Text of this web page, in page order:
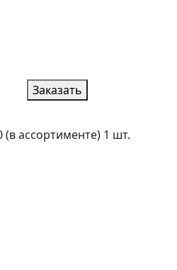
Заказать
ассортименте) 1 шт.